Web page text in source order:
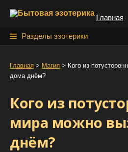
Главная
Разделы эзотерики
Главная > Магия > Кого из
дома днём?
Кого из
мира можно
днём?